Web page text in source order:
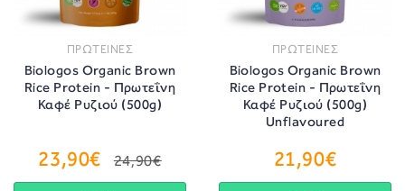
ΠΡΩΤΕΙΝΕΣ
Biologos Organic Brown
Rice Protein - Πρωτεΐνη
Καφέ Ρυζιού (500g)
23,90€ 24,90€
ΠΡΩΤΕΙΝΕΣ
Biologos Organic Brown
Rice Protein - Πρωτεΐνη
Καφέ Ρυζιού (500g)
Unflavoured
21,90€